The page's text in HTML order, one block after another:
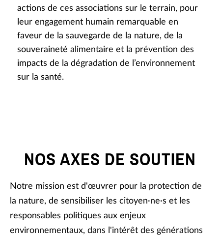
actions de ces associations sur le terrain, pour
leur engagement humain remarquable en
faveur de la sauvegarde de la nature, de la
souveraineté alimentaire et la prévention des
impacts de la dégradation de l’environnement
sur la santé.
NOS AXES DE SOUTIEN
Notre mission est d'œuvrer pour la protection de
la nature, de sensibiliser les citoyen·ne·s et les
responsables politiques aux enjeux
environnementaux, dans l'intérêt des générations